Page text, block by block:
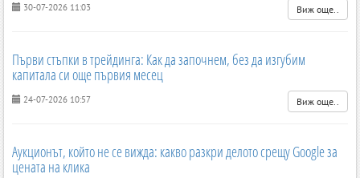
30-07-2026 11:03 Виж още..
Първи стъпки в трейдинга: Как да започнем, без да изгубим
капитала си още първия месец
24-07-2026 10:57 Виж още..
Аукционът, който не се вижда: какво разкри делото срещу Google за
цената на клика